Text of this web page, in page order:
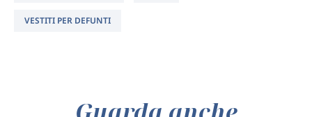
VESTITI PER DEFUNTI